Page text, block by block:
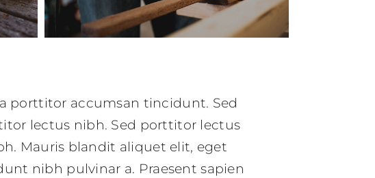
porttitor accumsan tincidunt. Sed
lectus nibh. Sed porttitor lectus
Mauris blandit aliquet elit, eget
nibh pulvinar a. Praesent sapien